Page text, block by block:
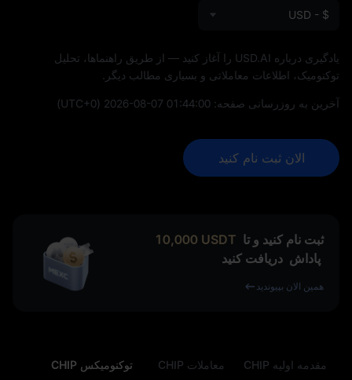
USD - $
یادگیری درباره USD.AI را آغاز کنید — از طریق راهنماها، تحلیل
توکنومیک، اطلاعات معاملاتی و بسیاری مطالب دیگر.
آخرین به‌ روزرسانی صفحه: 2026-08-07 01:44:00
(UTC+0)
الان ثبت نام کنید
ثبت نام کنید و تا 10,000 USDT
پاداش دریافت کنید
همین الان بپیوندید
مقدمه اولیه CHIP معاملات CHIP توکنومیکس CHIP